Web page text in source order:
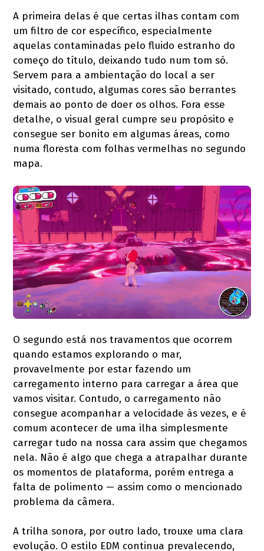
A primeira delas é que certas ilhas contam com
um filtro de cor específico, especialmente
aquelas contaminadas pelo fluido estranho do
começo do título, deixando tudo num tom só.
Servem para a ambientação do local a ser
visitado, contudo, algumas cores são berrantes
demais ao ponto de doer os olhos. Fora esse
detalhe, o visual geral cumpre seu propósito e
consegue ser bonito em algumas áreas, como
numa floresta com folhas vermelhas no segundo
mapa.
O segundo está nos travamentos que ocorrem
quando estamos explorando o mar,
provavelmente por estar fazendo um
carregamento interno para carregar a área que
vamos visitar. Contudo, o carregamento não
consegue acompanhar a velocidade às vezes, e é
comum acontecer de uma ilha simplesmente
carregar tudo na nossa cara assim que chegamos
nela. Não é algo que chega a atrapalhar durante
os momentos de plataforma, porém entrega a
falta de polimento — assim como o mencionado
problema da câmera.
A trilha sonora, por outro lado, trouxe uma clara
evolução. O estilo EDM continua prevalecendo,